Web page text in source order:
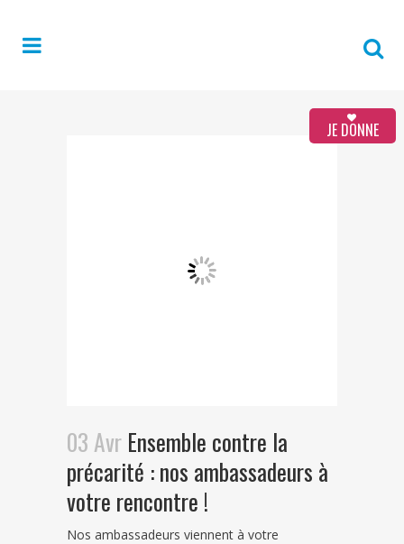
JE DONNE
03 Avr Ensemble contre la
précarité : nos ambassadeurs à
votre rencontre !
Nos ambassadeurs viennent à votre